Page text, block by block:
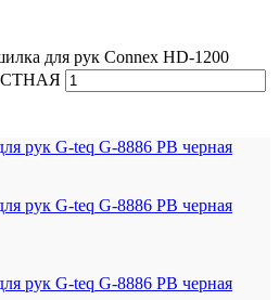
для рук Connex HD-1200